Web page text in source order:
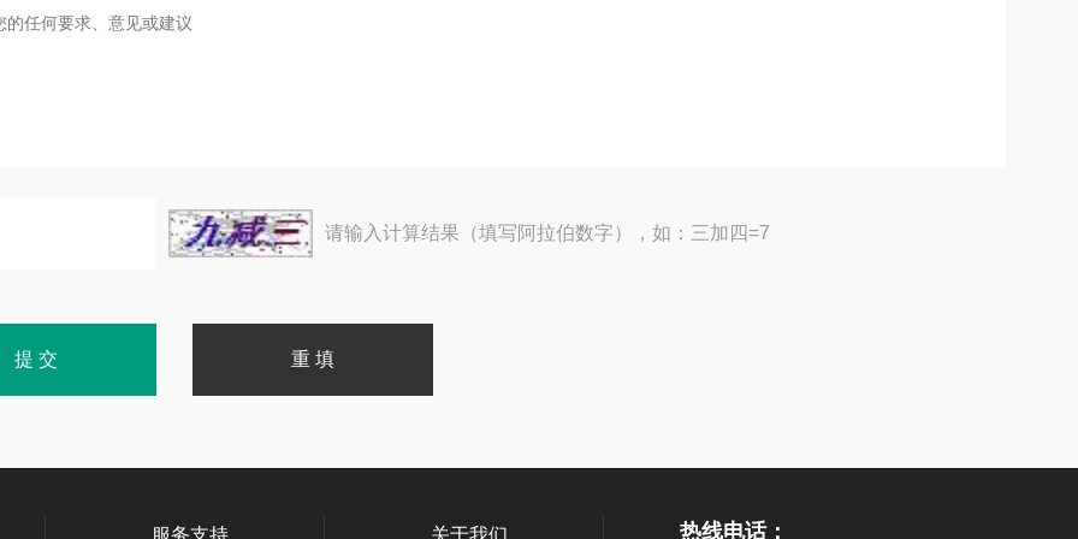
请输入计算结果（填写阿拉伯数字），如：三加四=7
热线电话：
服务支持 关于我们